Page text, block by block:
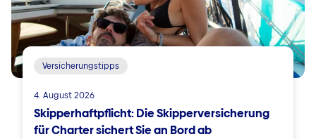
Versicherungstipps
4. August 2026
Skipperhaftpflicht: Die Skipperversicherung
für Charter sichert Sie an Bord ab